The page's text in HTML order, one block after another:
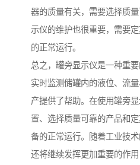
器的质量有关，需要选择质
示仪的维护也很重要，需要
的正常运行。
总之，罐旁显示仪是一种重
实时监测储罐内的液位、流
产提供了帮助。在使用罐旁
置、选择质量可靠的产品和
备的正常运行。随着工业技
还将继续发挥更加重要的作